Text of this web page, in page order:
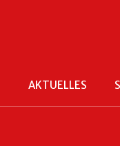
AKTUELLES